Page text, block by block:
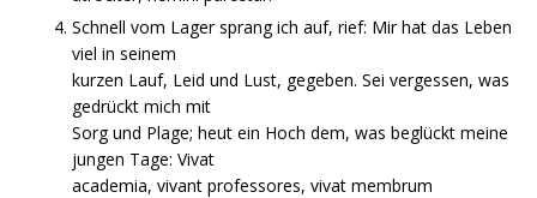
Schnell vom Lager sprang ich auf, rief: Mir hat das Leben
viel in seinem
kurzen Lauf, Leid und Lust, gegeben. Sei vergessen, was
gedrückt mich mit
Sorg und Plage; heut ein Hoch dem, was beglückt meine
jungen Tage: Vivat
academia, vivant professores, vivat membrum